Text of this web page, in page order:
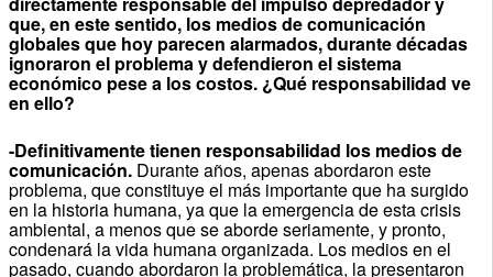
que, en este sentido, los medios de comunicación
globales que hoy parecen alarmados, durante décadas
ignoraron el problema y defendieron el sistema
económico pese a los costos. ¿Qué responsabilidad ve
en ello?
-Definitivamente tienen responsabilidad los medios de
comunicación.Durante años, apenas abordaron este
problema, que constituye el más importante que ha surgido
en la historia humana, ya que la emergencia de esta crisis
ambiental, a menos que se aborde seriamente, y pronto,
condenará la vida humana organizada. Los medios en el
pasado, cuando abordaron la problemática, la presentaron